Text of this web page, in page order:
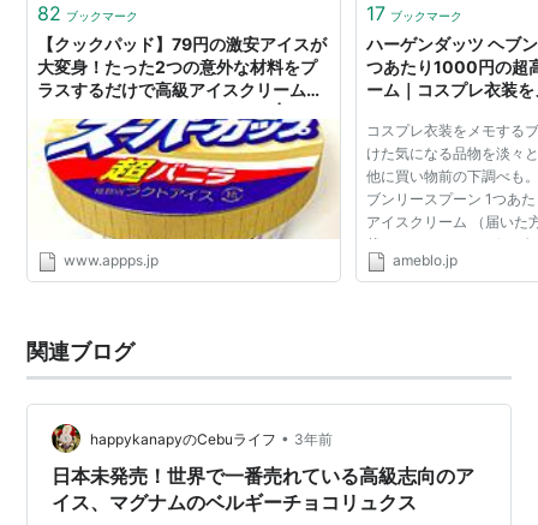
82 ブックマーク
【クックパッド】79円の激安アイスが
大変身！たった2つの意外な材料をプ
ラスするだけで高級アイスクリームに
アプ
www.appps.jp
17 ブックマーク
ハーゲンダッツ ヘブ
つあたり1000円の超
ーム｜コスプレ衣装
コスプレ衣装をメモする
けた気になる品物を淡々
他に買い物前の下調べも
ブンリースプーン 1つあ
アイスクリーム （届いた
載せました） ハーゲンダ
ごく美味しそうな限定商
ameblo.jp
関連ブログ
happykanapyのCebuライフ • 3年前
日本未発売！世界で一番売れている高級志向のア
イス、マグナムのベルギーチョコリュクス